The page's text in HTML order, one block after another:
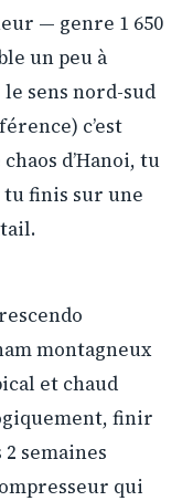
— genre 1 650
un peu à
sens nord-sud
c’est
d’Hanoi, tu
tu finis sur une
montagneux
et chaud
finir
semaines
qui